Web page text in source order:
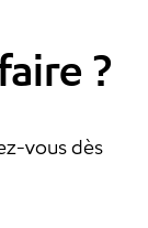
?
vous dès